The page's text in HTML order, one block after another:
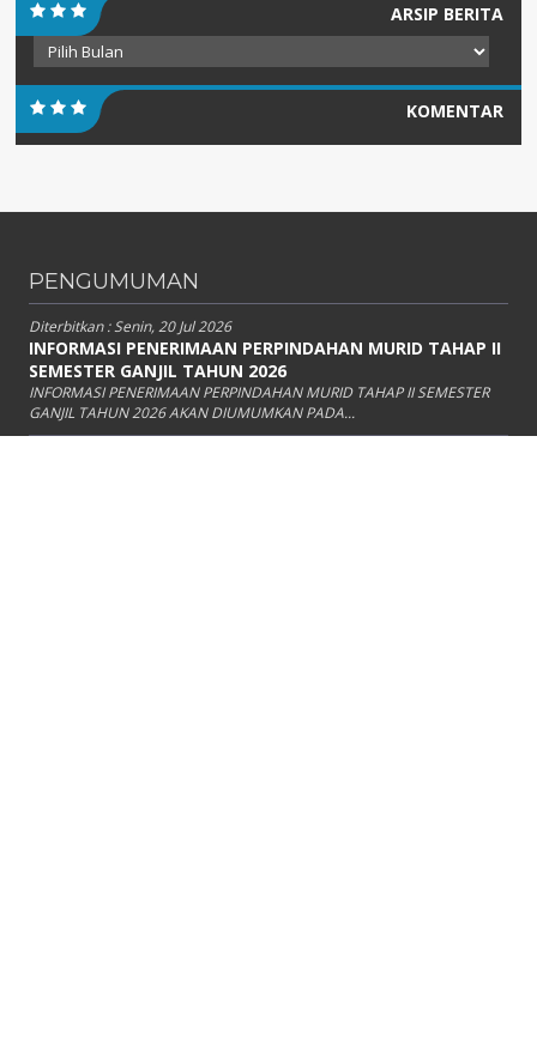
ARSIP BERITA
Arsip
Berita
KOMENTAR
PENGUMUMAN
Diterbitkan :Senin, 20 Jul 2026
INFORMASI PENERIMAAN PERPINDAHAN MURID TAHAP II
SEMESTER GANJIL TAHUN 2026
INFORMASI PENERIMAAN PERPINDAHAN MURID TAHAP II SEMESTER
GANJIL TAHUN 2026 AKAN DIUMUMKAN PADA...